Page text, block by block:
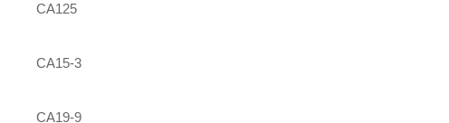
CA125
CA15-3
CA19-9